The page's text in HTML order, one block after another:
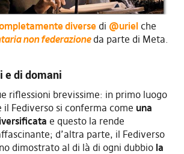
diversedi @uriel che
non federazioneda parte di Meta.
e di domani
riflessioni brevissime: in primo luogo
Fediverso si conferma come una
e questo la rende
d’altra parte, il Fediverso
dimostrato al di là di ogni dubbio la